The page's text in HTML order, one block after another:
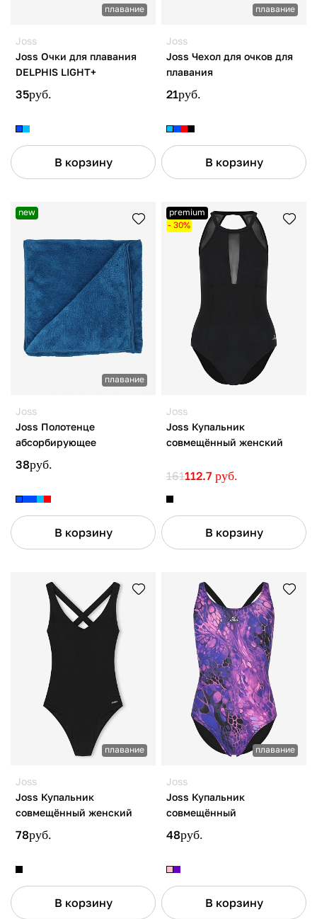
плавание
Joss
Joss Очки для плавания
DELPHIS LIGHT+
35руб.
В корзину
плавание
Joss
Joss Чехол для очков для
плавания
21руб.
В корзину
new
плавание
Joss
Joss Полотенце
абсорбирующее
38руб.
В корзину
premium
- 30%
Joss
Joss Купальник
совмещённый женский
161112.7 руб.
В корзину
плавание
Joss
Joss Купальник
совмещённый женский
78руб.
В корзину
плавание
Joss
Joss Купальник
совмещённый
48руб.
В корзину